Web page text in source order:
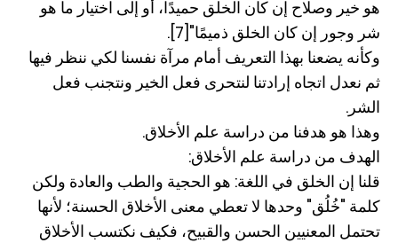
هو خير وصلاح إن كان الخلق حميدًا، أو إلى اختيار ما هو
شر وجور إن كان الخلق ذميمًا"[7].
وكأنه يضعنا بهذا التعريف أمام مرآة نفسنا لكي ننظر فيها
ثم نعدل اتجاه إرادتنا لنتحرى فعل الخير ونتجنب فعل
الشر.
وهذا هو هدفنا من دراسة علم الأخلاق.
الهدف من دراسة علم الأخلاق:
قلنا إن الخلق في اللغة: هو الحجية والطب والعادة ولكن
كلمة "خُلُق" وحدها لا تعطي معنى الأخلاق الحسنة؛ لأنها
تحتمل المعنيين الحسن والقبيح، فكيف نكتسب الأخلاق